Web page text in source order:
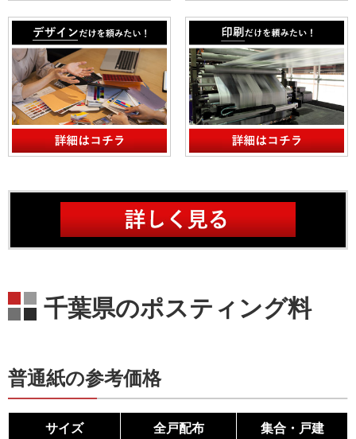
千葉県のポスティング料
普通紙の参考価格
サイズ 全戸配布 集合・戸建